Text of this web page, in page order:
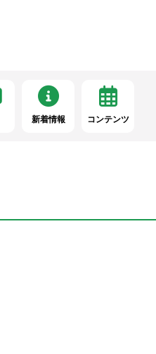
新着情報 コンテンツ